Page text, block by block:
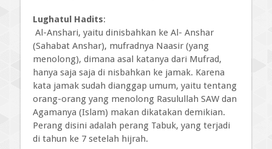
Lughatul Hadits:
Al-Anshari, yaitu dinisbahkan ke Al- Anshar
(Sahabat Anshar), mufradnya Naasir (yang
menolong), dimana asal katanya dari Mufrad,
hanya saja saja di nisbahkan ke jamak. Karena
kata jamak sudah dianggap umum, yaitu tentang
orang-orang yang menolong Rasulullah SAW dan
Agamanya (Islam) makan dikatakan demikian.
Perang disini adalah perang Tabuk, yang terjadi
di tahun ke 7 setelah hijrah.